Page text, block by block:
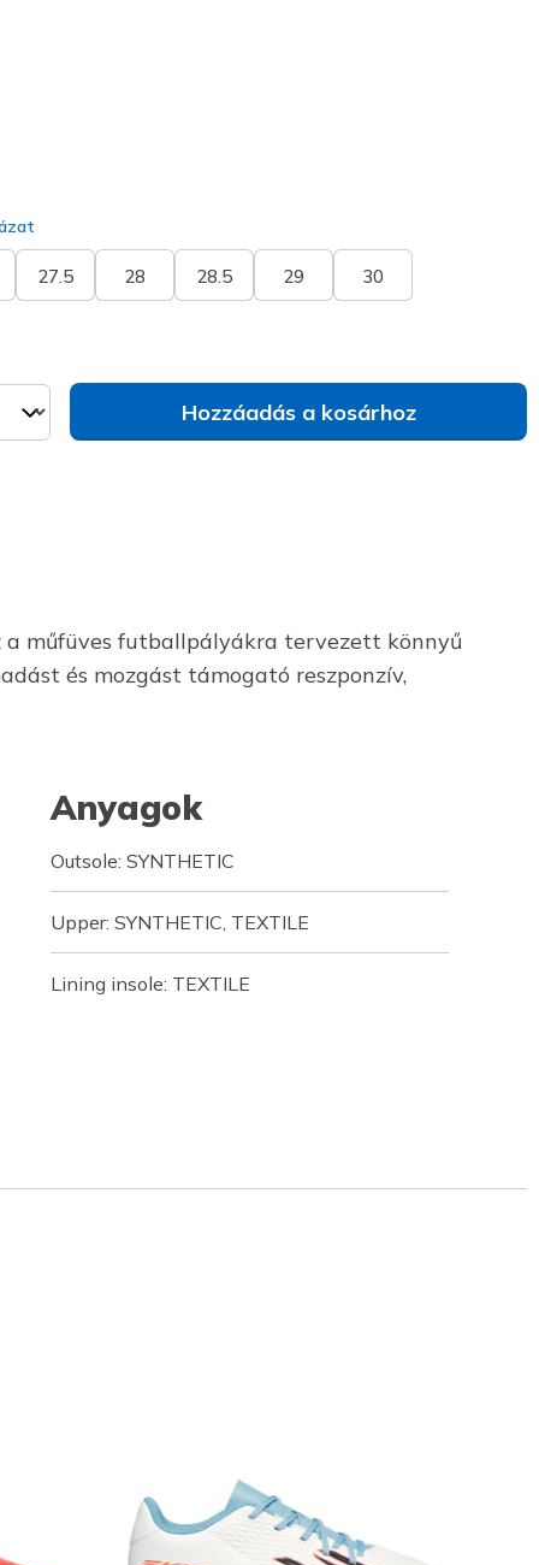
27.5 28 28.5 29 30
Hozzáadás a kosárhoz
a műfüves futballpályákra tervezett könnyű
és mozgást támogató reszponzív,
Anyagok
Outsole: SYNTHETIC
Upper: SYNTHETIC, TEXTILE
Lining insole: TEXTILE